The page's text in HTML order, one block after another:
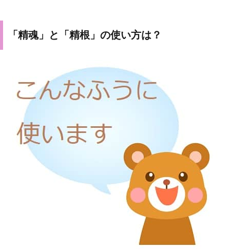
「精魂」と「精根」の使い方は？